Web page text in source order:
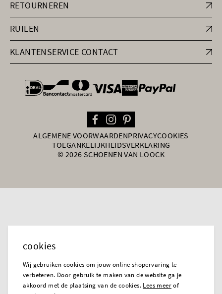
RETOURNEREN
RUILEN
KLANTENSERVICE CONTACT
general.paymentOptions
ALGEMENE VOORWAARDENPRIVACYCOOKIES
TOEGANKELIJKHEIDSVERKLARING
© 2026 SCHOENEN VAN LOOCK
cookies
Wij gebruiken cookies om jouw online shopervaring te
verbeteren. Door gebruik te maken van de website ga je
akkoord met de plaatsing van de cookies. Lees meerof